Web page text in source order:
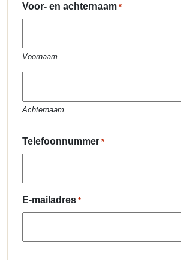
Voor- en achternaam *
Voornaam
Achternaam
Telefoonnummer *
E-mailadres *